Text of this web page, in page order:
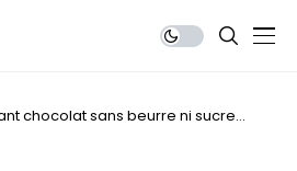
chocolat sans beurre ni sucre